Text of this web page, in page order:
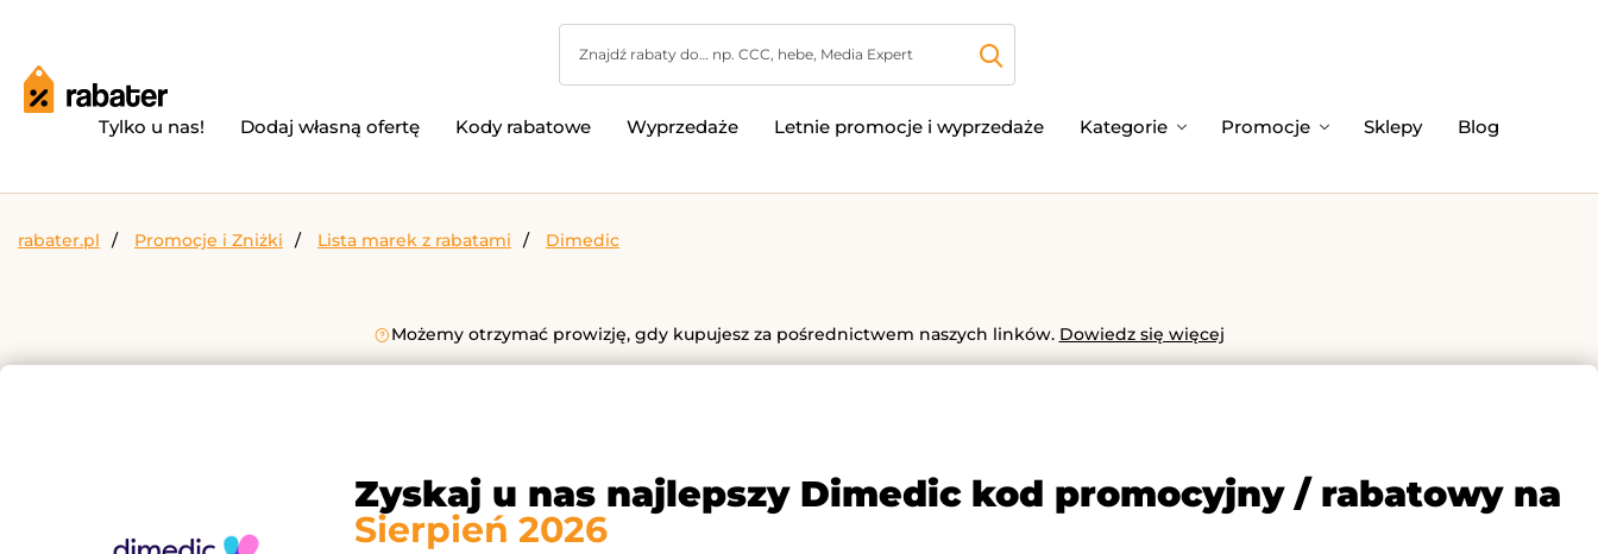
Tylko u nas! Dodaj własną ofertę Kody rabatowe Wyprzedaże Letnie promocje i wyprzedaże Kategorie Promocje Sklepy Blog
rabater.pl Promocje i Zniżki Lista marek z rabatami Dimedic
Możemy otrzymać prowizję, gdy kupujesz za pośrednictwem naszych linków. Dowiedz się więcej
Zyskaj u nas najlepszy Dimedic kod promocyjny / rabatowy na
Sierpień 2026